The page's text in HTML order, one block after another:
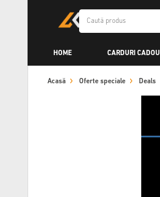
HOME CARDURI CADOU
Acasă Oferte speciale Deals